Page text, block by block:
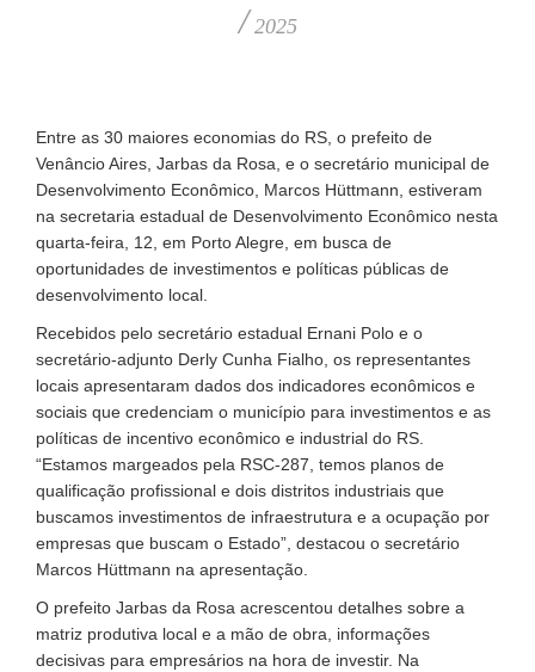
/ 2025
Entre as 30 maiores economias do RS, o prefeito de
Venâncio Aires, Jarbas da Rosa, e o secretário municipal de
Desenvolvimento Econômico, Marcos Hüttmann, estiveram
na secretaria estadual de Desenvolvimento Econômico nesta
quarta-feira, 12, em Porto Alegre, em busca de
oportunidades de investimentos e políticas públicas de
desenvolvimento local.
Recebidos pelo secretário estadual Ernani Polo e o
secretário-adjunto Derly Cunha Fialho, os representantes
locais apresentaram dados dos indicadores econômicos e
sociais que credenciam o município para investimentos e as
políticas de incentivo econômico e industrial do RS.
“Estamos margeados pela RSC-287, temos planos de
qualificação profissional e dois distritos industriais que
buscamos investimentos de infraestrutura e a ocupação por
empresas que buscam o Estado”, destacou o secretário
Marcos Hüttmann na apresentação.
O prefeito Jarbas da Rosa acrescentou detalhes sobre a
matriz produtiva local e a mão de obra, informações
decisivas para empresários na hora de investir. Na